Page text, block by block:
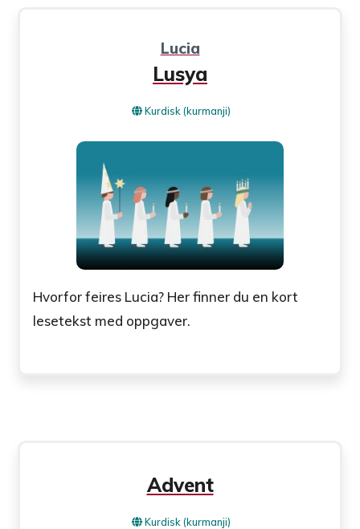
Lucia
Lusya
Kurdisk (kurmanji)
Hvorfor feires Lucia? Her finner du en kort
lesetekst med oppgaver.
Advent
Kurdisk (kurmanji)